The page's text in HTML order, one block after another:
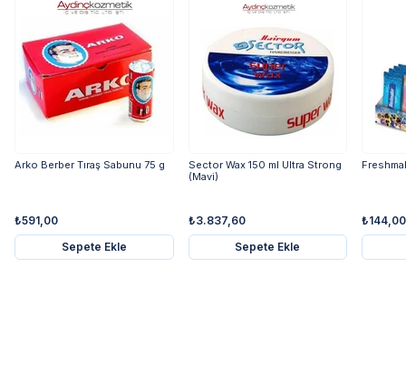
Arko Berber Tıraş Sabunu 75 g
₺591,00
Sepete Ekle
Sector Wax 150 ml Ultra Strong
(Mavi)
₺3.837,60
Sepete Ekle
₺144,00